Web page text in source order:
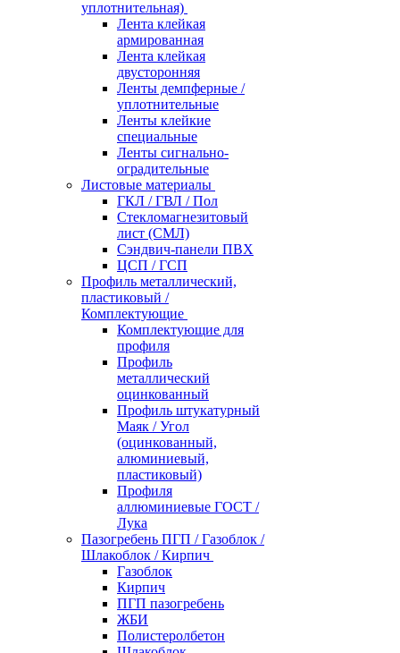
уплотнительная)
Лента клейкая
армированная
Лента клейкая
двусторонняя
Ленты демпферные /
уплотнительные
Ленты клейкие
специальные
Ленты сигнально-
оградительные
Листовые материалы
ГКЛ / ГВЛ / Пол
Стекломагнезитовый
лист (СМЛ)
Сэндвич-панели ПВХ
ЦСП / ГСП
Профиль металлический,
пластиковый /
Комплектующие
Комплектующие для
профиля
Профиль
металлический
оцинкованный
Профиль штукатурный
Маяк / Угол
(оцинкованный,
алюминиевый,
пластиковый)
Профиля
аллюминиевые ГОСТ /
Лука
Пазогребень ПГП / Газоблок /
Шлакоблок / Кирпич
Газоблок
Кирпич
ПГП пазогребень
ЖБИ
Полистеролбетон